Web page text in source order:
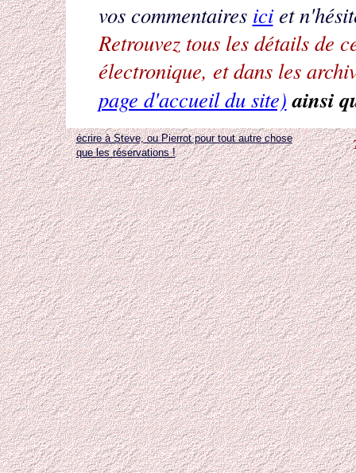
vos commentaires iciet
Retrouvez tous les détails de
électronique, et dans les
page d'accueil du site) ainsi
écrire à Steve, ou Pierrot pour tout autre chose
que les réservations !